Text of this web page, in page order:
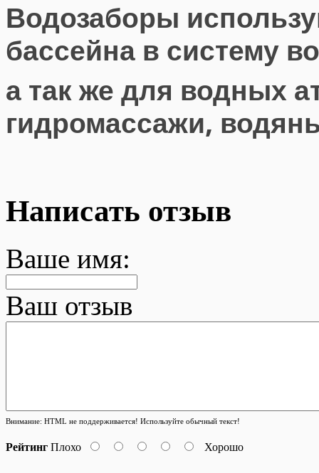
Водозаборы
бассейна в систему
а так же для водных
гидромассажи,
Написать отзыв
Ваше имя:
Ваш отзыв
Внимание: HTML не поддерживается! Используйте обычный текст!
Рейтинг Плохо Хорошо